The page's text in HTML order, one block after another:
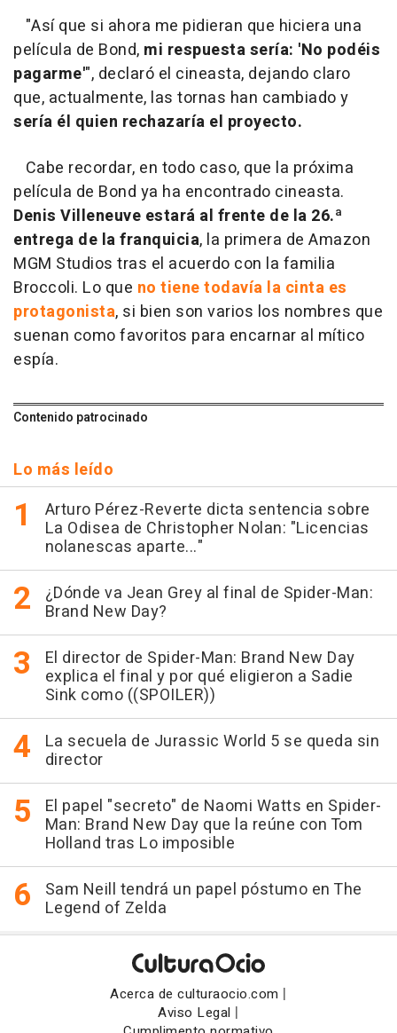
"Así que si ahora me pidieran que hiciera una
película de Bond, mi respuesta sería: 'No podéis
pagarme'", declaró el cineasta, dejando claro
que, actualmente, las tornas han cambiado y
sería él quien rechazaría el proyecto.
Cabe recordar, en todo caso, que la próxima
película de Bond ya ha encontrado cineasta.
Denis Villeneuve estará al frente de la 26.ª
entrega de la franquicia, la primera de Amazon
MGM Studios tras el acuerdo con la familia
Broccoli. Lo que no tiene todavía la cinta es
protagonista, si bien son varios los nombres que
suenan como favoritos para encarnar al mítico
espía.
Contenido patrocinado
Lo más leído
Arturo Pérez-Reverte dicta sentencia sobre
La Odisea de Christopher Nolan: "Licencias
nolanescas aparte..."
¿Dónde va Jean Grey al final de Spider-Man:
Brand New Day?
El director de Spider-Man: Brand New Day
explica el final y por qué eligieron a Sadie
Sink como ((SPOILER))
La secuela de Jurassic World 5 se queda sin
director
El papel "secreto" de Naomi Watts en Spider-
Man: Brand New Day que la reúne con Tom
Holland tras Lo imposible
Sam Neill tendrá un papel póstumo en The
Legend of Zelda
Acerca de culturaocio.com |
Aviso Legal |